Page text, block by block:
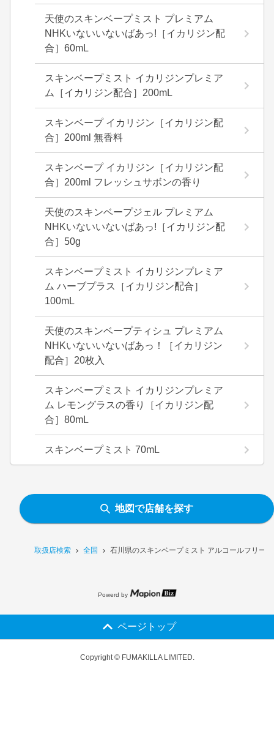
取扱店検索 全国 石川県のスキンベープミスト アルコールフリー
天使のスキンベープミスト プレミアム
NHKいないいないばあっ!［イカリジン配
合］60mL
スキンベープミスト イカリジンプレミア
ム［イカリジン配合］200mL
スキンベープ イカリジン［イカリジン配
合］200ml 無香料
スキンベープ イカリジン［イカリジン配
合］200ml フレッシュサボンの香り
天使のスキンベープジェル プレミアム
NHKいないいないばあっ!［イカリジン配
合］50g
スキンベープミスト イカリジンプレミア
ム ハーブプラス［イカリジン配合］
100mL
天使のスキンベープティシュ プレミアム
NHKいないいないばあっ！［イカリジン
配合］20枚入
スキンベープミスト イカリジンプレミア
ム レモングラスの香り［イカリジン配
合］80mL
スキンベープミスト 70mL
地図で店舗を探す
Powerd by
ページトップ
Copyright © FUMAKILLA LIMITED.